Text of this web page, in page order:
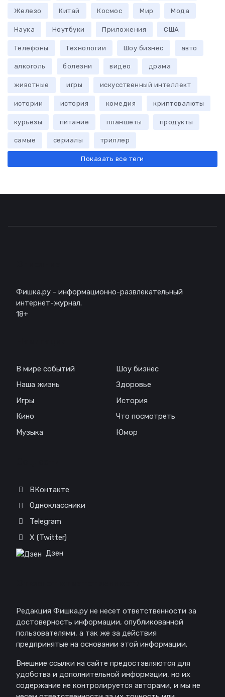
Железо Китай Космос Мир Мода
Наука Ноутбуки Приложения США
Телефоны Технологии Шоу бизнес авто
алкоголь болезни видео драма
животные игры искусственный интеллект
истории история комедия криптовалюты
курьезы питание планшеты продукты
самые сериалы триллер
Показать все теги
Фишка.ру - информационно-развлекательный
интернет-журнал.
18+
В мире событий
Наша жизнь
Игры
Кино
Музыка
Шоу бизнес
Здоровье
История
Что посмотреть
Юмор
ВКонтакте
Одноклассники
Telegram
X (Twitter)
Дзен
Редакция Фишка.ру не несет ответственности за
достоверность информации, опубликованной
пользователями, а так же за действия
предпринятые на основании этой информации.
Внешние ссылки на сайте предоставляются для
удобства и дополнительной информации, но их
содержание не контролируется авторами, и мы не